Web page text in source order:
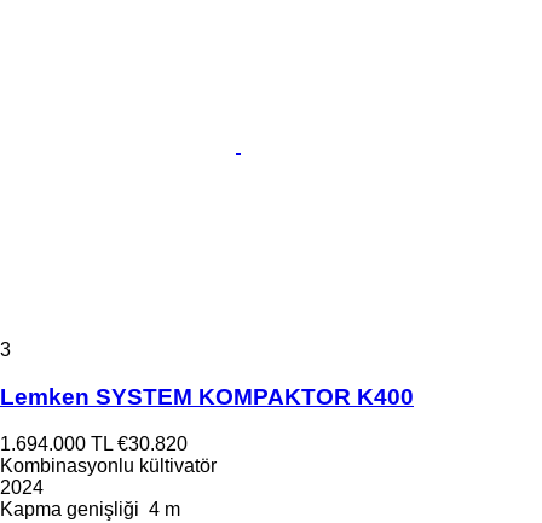
3
Lemken SYSTEM KOMPAKTOR K400
1.694.000 TL €30.820
Kombinasyonlu kültivatör
2024
Kapma genişliği 4 m